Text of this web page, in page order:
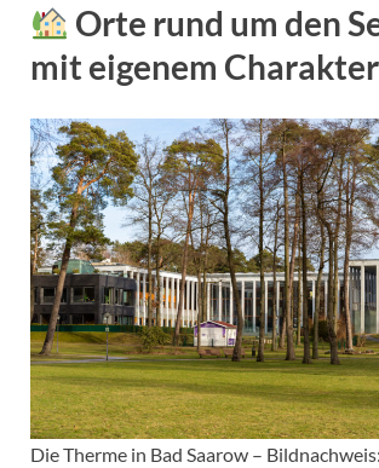
Orte rund um den
mit eigenem Charakter
Die Therme in Bad Saarow –